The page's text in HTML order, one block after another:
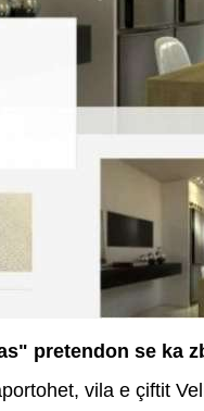
pretendon se ka
vila e çiftit